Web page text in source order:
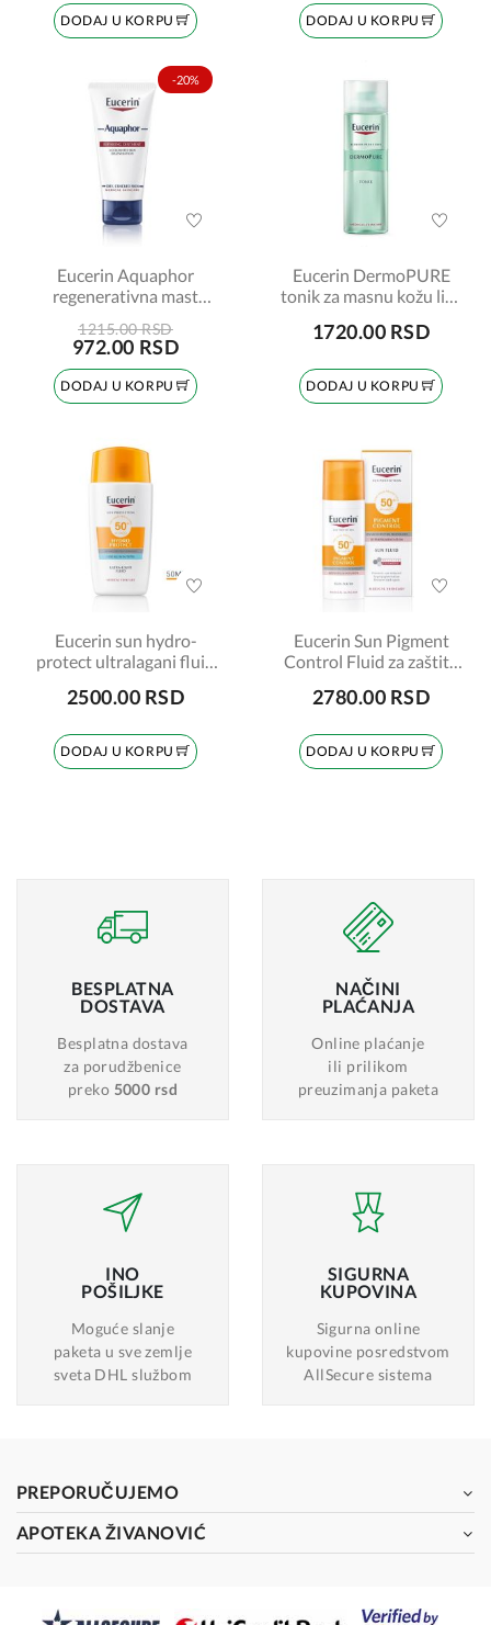
DODAJ U KORPU DODAJ U KORPU
-20%
Eucerin Aquaphor
regenerativna mast
1215.00 RSD
972.00 RSD
DODAJ U KORPU
Eucerin DermoPURE
tonik za masnu kožu lica
1720.00 RSD
DODAJ U KORPU
Eucerin sun hydro-
protect ultralagani fluid
2500.00 RSD
DODAJ U KORPU
Eucerin Sun Pigment
Control Fluid za zaštitu
66870
2780.00 RSD
DODAJ U KORPU
BESPLATNA
DOSTAVA
Besplatna dostava
za porudžbenice
preko 5000 rsd
NAČINI
PLAĆANJA
Online plaćanje
ili prilikom
preuzimanja paketa
INO
POŠILJKE
Moguće slanje
paketa u sve zemlje
sveta DHL službom
SIGURNA
KUPOVINA
Sigurna online
kupovine posredstvom
AllSecure sistema
PREPORUČUJEMO
APOTEKA ŽIVANOVIĆ